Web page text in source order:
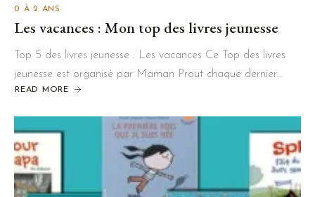
0 À 2 ANS
Les vacances : Mon top des livres jeunesse
Top 5 des livres jeunesse : Les vacances Ce Top des livres
jeunesse est organisé par Maman Prout chaque dernier…
READ MORE